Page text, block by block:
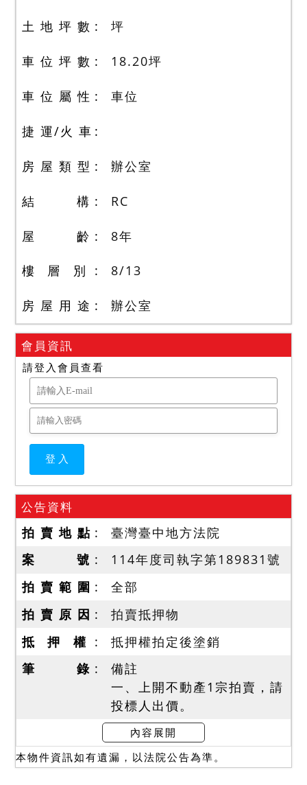
土 地 坪 數 坪
車 位 坪 數 18.20坪
車 位 屬 性 車位
捷 運/火 車
房 屋 類 型 辦公室
結 構 RC
屋 齡 8年
樓 層 別 8/13
房 屋 用 途 辦公室
會員資訊
請登入會員查看
公告資料
拍 賣 地 點
臺灣臺中地方法院
案 號
114年度司執字第189831號
拍 賣 範 圍
全部
拍 賣 原 因
拍賣抵押物
抵 押 權
抵押權拍定後塗銷
筆 錄
備註
一、上開不動產1宗拍賣，請
投標人出價。
二、拍賣最低價額合計新台
幣：9,063,000元，以總價
最高者得標。
內容展開
本物件資訊如有遺漏，以法院公告為準。